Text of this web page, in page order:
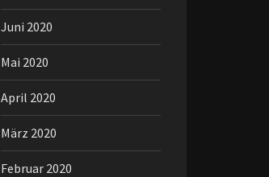
Juni 2020
Mai 2020
April 2020
März 2020
Februar 2020